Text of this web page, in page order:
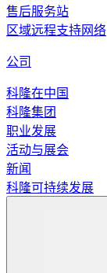
售后服务站
区域远程支持网络
公司
科隆在中国
科隆集团
职业发展
活动与展会
新闻
科隆可持续发展